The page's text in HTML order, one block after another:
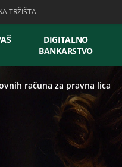
TRŽIŠTA
DIGITALNO
BANKARSTVO
računa za pravna lica